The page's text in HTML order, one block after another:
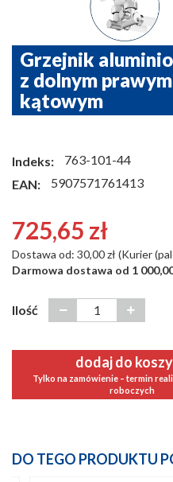
Grzejnik
z dolnym
kątowym
Indeks:
763-101-44
EAN:
5907571761413
725,65 zł
Dostawa od: 30,00 zł (Kurier
Darmowa dostawa od 1
Ilość
dodaj do
Tylko na zamówienie – termin
roboczych
DO TEGO PRODUKTU